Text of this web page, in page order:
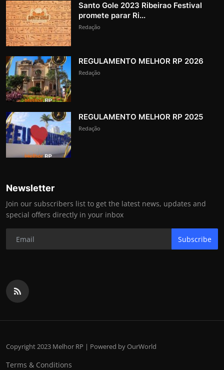
Santo Gole 2023 Ribeirao Festival
promete parar Ri...
Redação
REGULAMENTO MELHOR RP 2026
Redação
REGULAMENTO MELHOR RP 2025
Redação
Newsletter
Join our subscribers list to get the latest news, updates and
special offers directly in your inbox
Subscribe
Copyright 2023 Melhor RP | Powered by OurWorld
Terms & Conditions